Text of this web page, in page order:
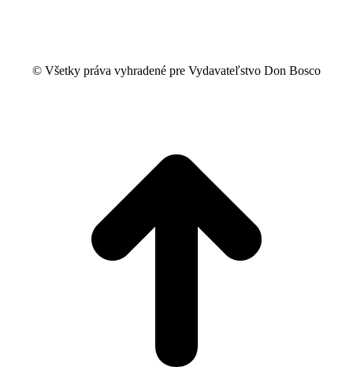
© Všetky práva vyhradené pre Vydavateľstvo Don Bosco